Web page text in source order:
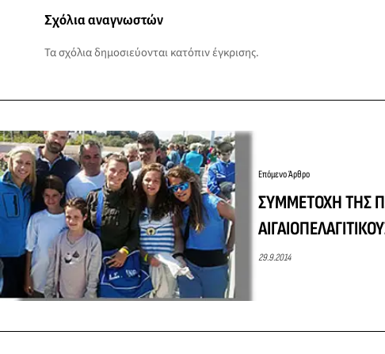
Σχόλια αναγνωστών
Τα σχόλια δημοσιεύονται κατόπιν έγκρισης.
Επόμενο Άρθρο
ΣΥΜΜΕΤΟΧΗ ΤΗΣ
29.9.2014